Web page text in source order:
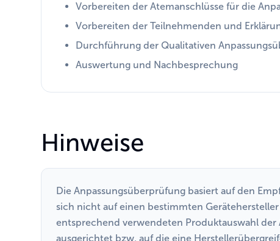
Vorbereiten der Atemanschlüsse für die
Vorbereiten der Teilnehmenden und
Durchführung der Qualitativen
Auswertung und Nachbesprechung
Hinweise
Die Anpassungsüberprüfung basiert auf den
sich nicht auf einen bestimmten
entsprechend verwendeten Produktauswahl
ausgerichtet bzw. auf die eine